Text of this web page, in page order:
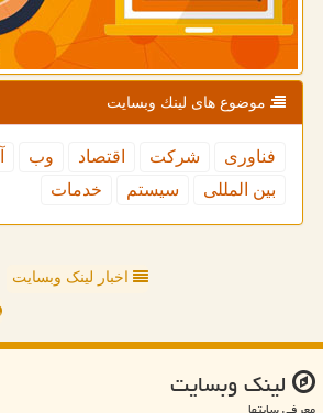
موضوع های لینك وبسایت
فناوری شركت اقتصاد وب
بین المللی
سیستم خدمات
اخبار لینک وبسایت
لینك وبسایت